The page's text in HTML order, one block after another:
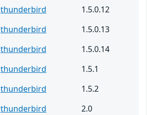
thunderbird
1.5.0.12
thunderbird
1.5.0.13
thunderbird
1.5.0.14
thunderbird
1.5.1
thunderbird
1.5.2
thunderbird
2.0